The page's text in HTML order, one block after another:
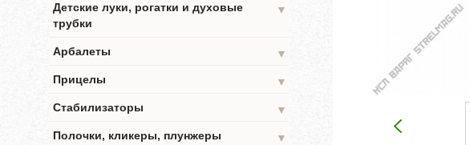
Детские луки, рогатки и духовые
трубки
▼
Арбалеты
▼
Прицелы
▼
Стабилизаторы
▼
Полочки, кликеры, плунжеры
▼